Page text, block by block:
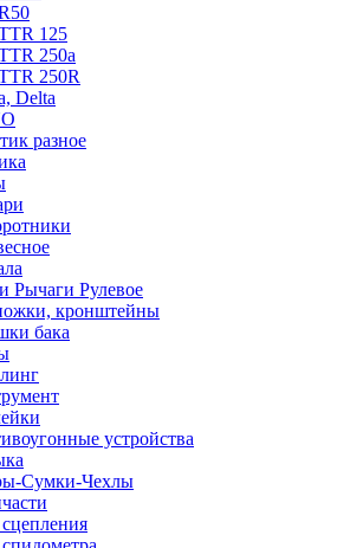
125
250a
250R
Delta
разное
Рычаги Рулевое
кронштейны
бака
устройства
Сумки-Чехлы